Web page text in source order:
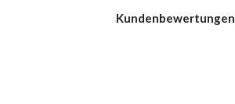
Kundenbewertungen